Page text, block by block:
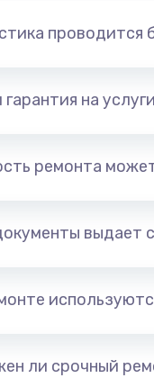
проводится
гарантия на
ремонта
выдает
ли срочный